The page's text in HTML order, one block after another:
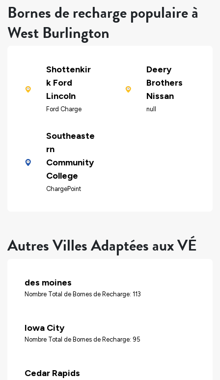
Bornes de recharge populaire à
West Burlington
Shottenkir
k Ford
Lincoln
Ford Charge
Deery
Brothers
Nissan
null
Southeaste
rn
Community
College
ChargePoint
Autres Villes Adaptées aux VÉ
des moines
Nombre Total de Bornes de Recharge: 113
Iowa City
Nombre Total de Bornes de Recharge: 95
Cedar Rapids